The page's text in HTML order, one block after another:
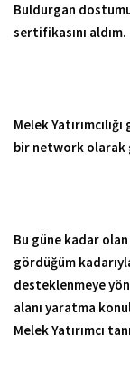
Buldurgan
sertifikasını aldım.
Melek
bir network olarak
Bu güne kadar olan
gördüğüm
desteklenmeye
alanı yaratma
Melek Yatırımcı